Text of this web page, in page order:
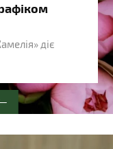
діє